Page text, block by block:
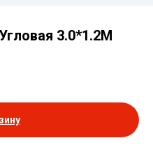
3.0*1.2М